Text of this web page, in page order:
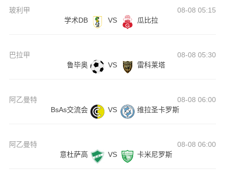
玻利甲
08-08 05:15
学术DB
VS 瓜比拉
巴拉甲
08-08 05:30
鲁毕奥
VS 雷科莱塔
阿乙曼特
08-08 06:00
BsAs交流会
VS 维拉圣卡罗斯
阿乙曼特
08-08 06:00
意杜萨高
VS 卡米尼罗斯